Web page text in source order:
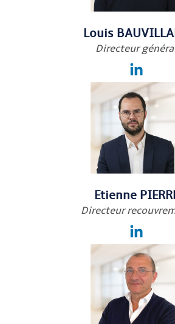
Louis
Directeur
Etienne
Directeur